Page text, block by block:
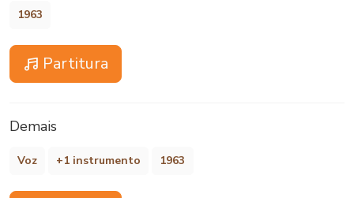
1963
Partitura
Demais
Voz +1 instrumento 1963